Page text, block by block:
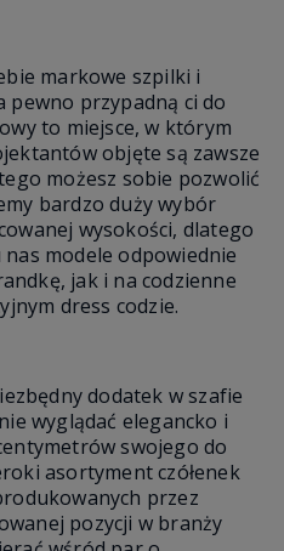
markowe szpilki i
pewno przypadną ci do
to miejsce, w którym
objęte są zawsze
możesz sobie pozwolić
bardzo duży wybór
wysokości, dlatego
modele odpowiednie
jak i na codzienne
dress codzie.
dodatek w szafie
wyglądać elegancko i
swojego do
asortyment czółenek
przez
pozycji w branży